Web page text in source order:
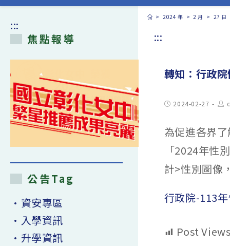
> 2024 年 > 2 月 > 27 日
:::
轉知：行政
Post2024-02-27
為促進各界
「2024年性
計>性別圖像
行政院-113
Post
:::
焦點報導
公告Tag
•資安專區
•入學資訊
•升學資訊